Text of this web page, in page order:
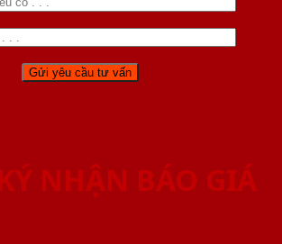
NHẬN BÁO GIÁ